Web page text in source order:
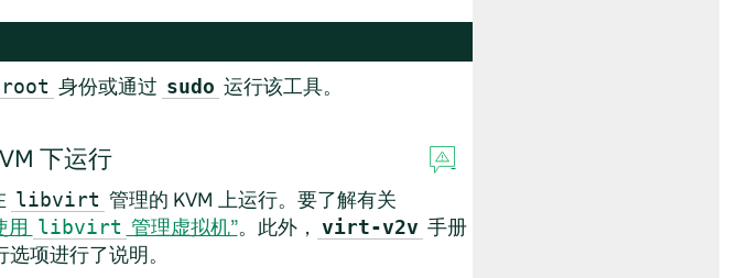
root 身份或通过 sudo 运行该工具。
下运行
libvirt 管理的 KVM 上运行。要了解有关
用 libvirt 管理虚拟机”。此外， virt-v2v 手册
选项进行了说明。